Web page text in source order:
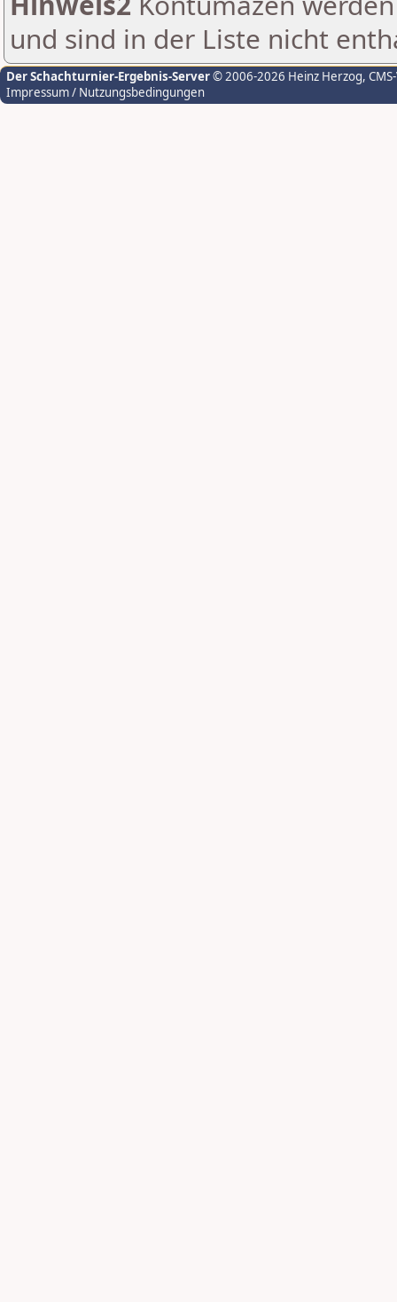
und sind in der Liste nicht
Der Schachturnier-Ergebnis-Server© 2006-2026 Heinz Herzog,
Impressum / Nutzungsbedingungen